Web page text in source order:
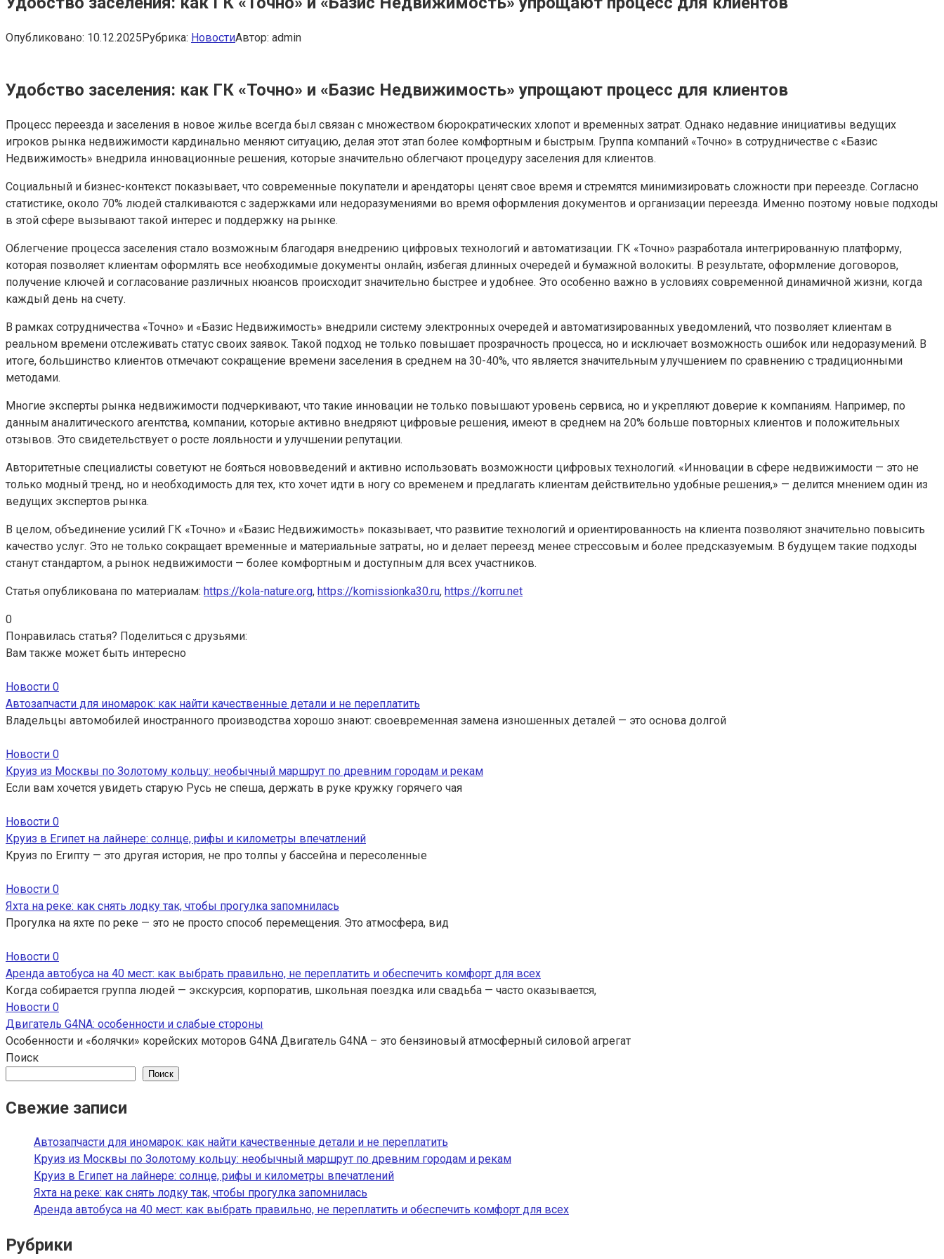
Опубликовано: 10.12.2025Рубрика: НовостиАвтор: admin
Удобство заселения: как ГК «Точно» и «Базис Недвижимость» упрощают процесс для клиентов
Процесс переезда и заселения в новое жилье всегда был связан с множеством бюрократических хлопот и временных затрат. Однако недавние инициативы ведущих
игроков рынка недвижимости кардинально меняют ситуацию, делая этот этап более комфортным и быстрым. Группа компаний «Точно» в сотрудничестве с «Базис
Недвижимость» внедрила инновационные решения, которые значительно облегчают процедуру заселения для клиентов.
Социальный и бизнес-контекст показывает, что современные покупатели и арендаторы ценят свое время и стремятся минимизировать сложности при переезде. Согласно
статистике, около 70% людей сталкиваются с задержками или недоразумениями во время оформления документов и организации переезда. Именно поэтому новые подходы
в этой сфере вызывают такой интерес и поддержку на рынке.
Облегчение процесса заселения стало возможным благодаря внедрению цифровых технологий и автоматизации. ГК «Точно» разработала интегрированную платформу,
которая позволяет клиентам оформлять все необходимые документы онлайн, избегая длинных очередей и бумажной волокиты. В результате, оформление договоров,
получение ключей и согласование различных нюансов происходит значительно быстрее и удобнее. Это особенно важно в условиях современной динамичной жизни, когда
каждый день на счету.
В рамках сотрудничества «Точно» и «Базис Недвижимость» внедрили систему электронных очередей и автоматизированных уведомлений, что позволяет клиентам в
реальном времени отслеживать статус своих заявок. Такой подход не только повышает прозрачность процесса, но и исключает возможность ошибок или недоразумений. В
итоге, большинство клиентов отмечают сокращение времени заселения в среднем на 30-40%, что является значительным улучшением по сравнению с традиционными
методами.
Многие эксперты рынка недвижимости подчеркивают, что такие инновации не только повышают уровень сервиса, но и укрепляют доверие к компаниям. Например, по
данным аналитического агентства, компании, которые активно внедряют цифровые решения, имеют в среднем на 20% больше повторных клиентов и положительных
отзывов. Это свидетельствует о росте лояльности и улучшении репутации.
Авторитетные специалисты советуют не бояться нововведений и активно использовать возможности цифровых технологий. «Инновации в сфере недвижимости — это не
только модный тренд, но и необходимость для тех, кто хочет идти в ногу со временем и предлагать клиентам действительно удобные решения,» — делится мнением один из
ведущих экспертов рынка.
В целом, объединение усилий ГК «Точно» и «Базис Недвижимость» показывает, что развитие технологий и ориентированность на клиента позволяют значительно повысить
качество услуг. Это не только сокращает временные и материальные затраты, но и делает переезд менее стрессовым и более предсказуемым. В будущем такие подходы
станут стандартом, а рынок недвижимости — более комфортным и доступным для всех участников.
Статья опубликована по материалам: https://kola-nature.org, https://komissionka30.ru, https://korru.net
0
Понравилась статья? Поделиться с друзьями:
Вам также может быть интересно
Новости 0
Автозапчасти для иномарок: как найти качественные детали и не переплатить
Владельцы автомобилей иностранного производства хорошо знают: своевременная замена изношенных деталей — это основа долгой
Новости 0
Круиз из Москвы по Золотому кольцу: необычный маршрут по древним городам и рекам
Если вам хочется увидеть старую Русь не спеша, держать в руке кружку горячего чая
Новости 0
Круиз в Египет на лайнере: солнце, рифы и километры впечатлений
Круиз по Египту — это другая история, не про толпы у бассейна и пересоленные
Новости 0
Яхта на реке: как снять лодку так, чтобы прогулка запомнилась
Прогулка на яхте по реке — это не просто способ перемещения. Это атмосфера, вид
Новости 0
Аренда автобуса на 40 мест: как выбрать правильно, не переплатить и обеспечить комфорт для всех
Когда собирается группа людей — экскурсия, корпоратив, школьная поездка или свадьба — часто оказывается,
Новости 0
Двигатель G4NA: особенности и слабые стороны
Особенности и «болячки» корейских моторов G4NA Двигатель G4NA – это бензиновый атмосферный силовой агрегат
Поиск
Поиск
Свежие записи
Автозапчасти для иномарок: как найти качественные детали и не переплатить
Круиз из Москвы по Золотому кольцу: необычный маршрут по древним городам и рекам
Круиз в Египет на лайнере: солнце, рифы и километры впечатлений
Яхта на реке: как снять лодку так, чтобы прогулка запомнилась
Аренда автобуса на 40 мест: как выбрать правильно, не переплатить и обеспечить комфорт для всех
Рубрики